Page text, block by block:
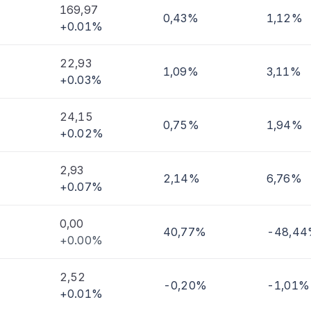
169,97
+0.01%
0,43% 1,12%
22,93
+0.03%
1,09% 3,11%
24,15
+0.02%
0,75% 1,94%
2,93
+0.07%
2,14% 6,76%
0,00
+0.00%
40,77% -
2,52
+0.01%
-0,20% -1,01%